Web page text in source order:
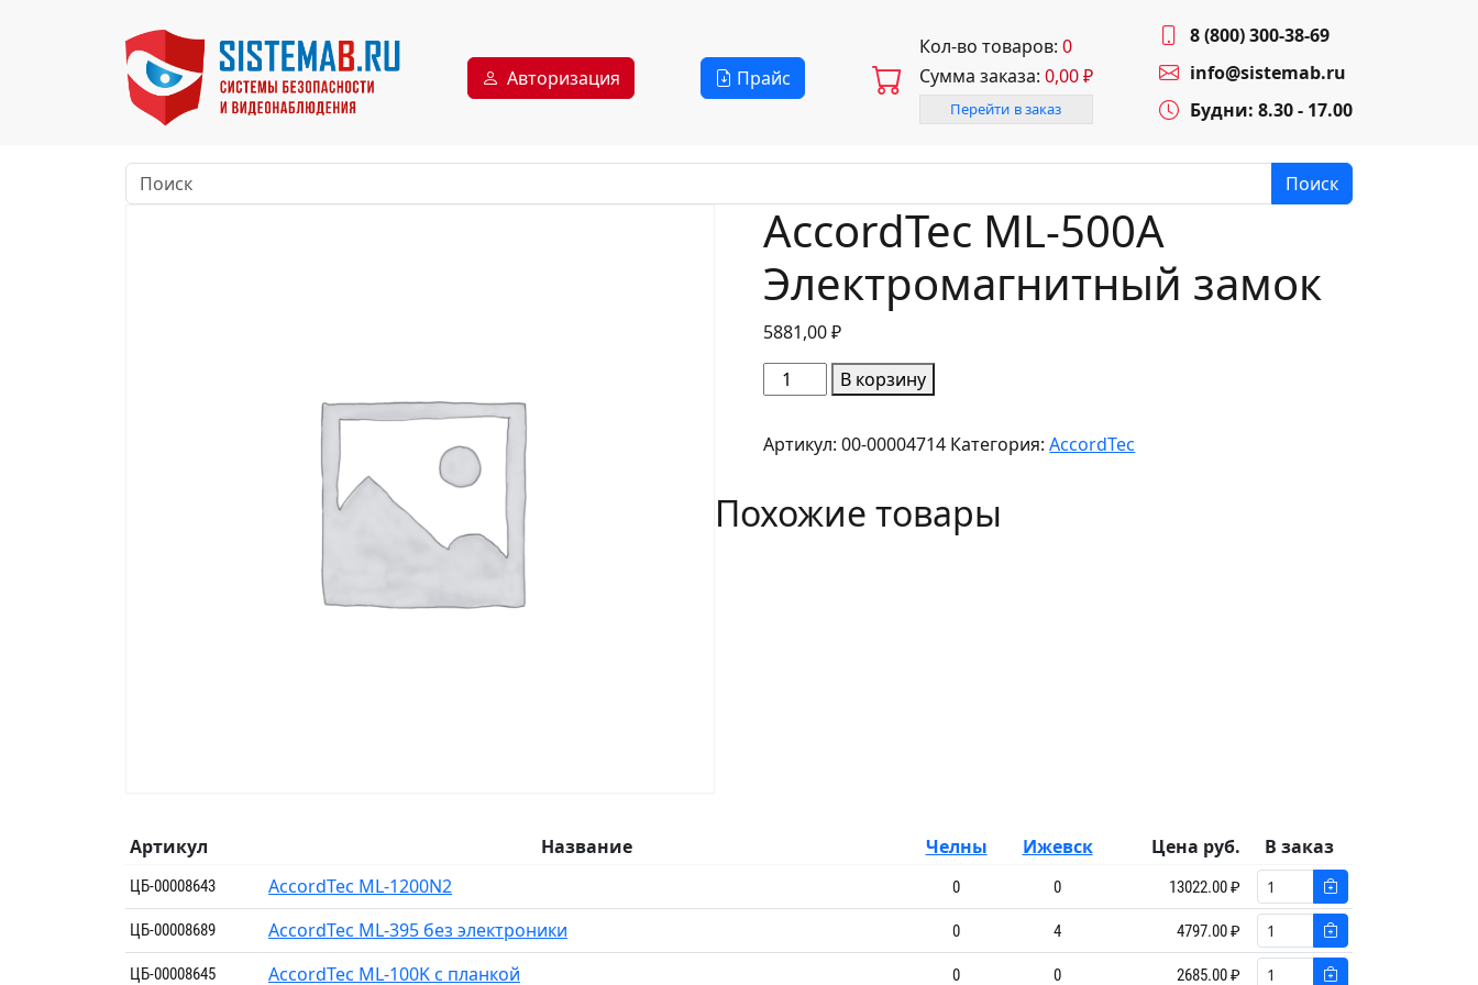
Авторизация Прайс
Кол-во товаров: 0
Сумма заказа: 0,00₽
Перейти в заказ
8 (800) 300-38-69
info@sistemab.ru
Будни: 8.30 - 17.00
Поиск
AccordTec ML-500A
Электромагнитный замок
5881,00₽
Количество
товара
ML-
Электромагнитный
замок
В корзину
Артикул:00-00004714 Категория:AccordTec
Похожие товары
Артикул Название Челны Ижевск Цена руб. В заказ
ЦБ-00008643 AccordTec ML-1200N2 0 0 13022.00 ₽
ЦБ-00008689 AccordTec ML-395 без электроники 0 4 4797.00 ₽
ЦБ-00008645 AccordTec ML-100K с планкой 0 0 2685.00 ₽